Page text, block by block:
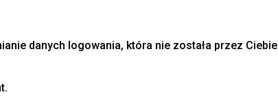
danych logowania, która nie została przez Ciebie